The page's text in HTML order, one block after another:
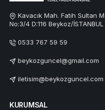
Kavacık Mah. Fatih Sultan
No:3/4 D:116 Beykoz/İSTANBUL
0533 767 59 59
beykozguncel@gmail.com
iletisim@beykozguncel.com
KURUMSAL